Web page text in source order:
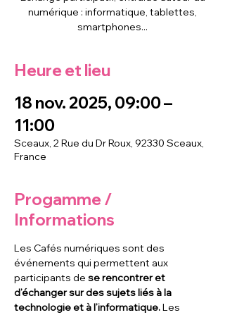
numérique : informatique, tablettes,
smartphones...
Heure et lieu
18 nov. 2025, 09:00 –
11:00
Sceaux, 2 Rue du Dr Roux, 92330 Sceaux,
France
Progamme /
Informations
Les Cafés numériques sont des
événements qui permettent aux
participants de se rencontrer et
d’échanger sur des sujets liés à la
technologie et à l’informatique. Les